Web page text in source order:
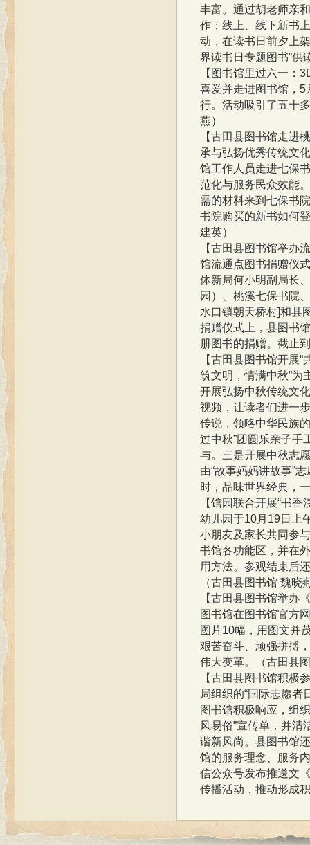
丰富。通过胡老师亲
作；线上、线下新书
动，在读书日前夕上
界读书日专题图书”供
【图书馆里过六一：
喜爱并走进图书馆，
行。活动吸引了五十
燕）
【古田县图书馆走进
承与弘扬优秀传统文
馆工作人员走进七保
范化与服务民众效能
需的材料来到七保书
书院购买的新书如何
建英）
【古田县图书馆举办
馆流通点图书捐赠仪
体新局何小明副局长
园）、桃溪七保书院
水口镇朝天桥村]和县
捐赠仪式上，县图书
册图书的捐赠。截止
【古田县图书馆开展“
筑文明，情满中秋”为
开展弘扬中秋传统文
视频，让读者们进一
传说，领略中华民族
过中秋”团圆乐亲子手
与。三是开展中秋志
由“故事妈妈讲故事”
时，品味世界经典，
【馆园联合开展“书香
幼儿园于10月19日上
小朋友及家长共同参
书馆各功能区，并在
用方法。参观结束后
（古田县图书馆 魏晓
【古田县图书馆举办
图书馆在图书馆官方
图片10幅，用图文并
艰苦奋斗、顽强拼搏
伟大变革。（古田县
【古田县图书馆积极
局组织的“国际志愿者
图书馆积极响应，组
风易俗”宣传单，并
谐新风尚。县图书馆
馆的服务理念、服务
信公众号发布推送文
传播活动，推动形成